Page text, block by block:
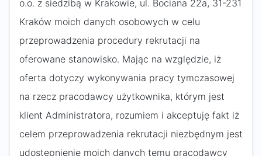
o.o. z siedzibą w Krakowie, ul. Bociana 22a, 31-231
Kraków moich danych osobowych w celu
przeprowadzenia procedury rekrutacji na
oferowane stanowisko. Mając na względzie, iż
oferta dotyczy wykonywania pracy tymczasowej
na rzecz pracodawcy użytkownika, którym jest
klient Administratora, rozumiem i akceptuję fakt iż
celem przeprowadzenia rekrutacji niezbędnym jest
udostępnienie moich danych temu pracodawcy